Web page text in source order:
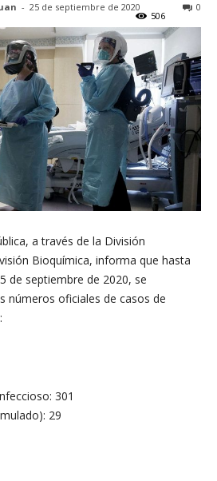
- 25 de septiembre de 2020 0
506
a través de la División
Bioquímica, informa que hasta
de septiembre de 2020, se
números oficiales de casos de
301
29